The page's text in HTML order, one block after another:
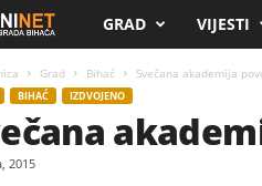
i
GRAD VIJESTI
Grad Bihać Svečana akademija
BIHAĆ IZDVOJENO
2015